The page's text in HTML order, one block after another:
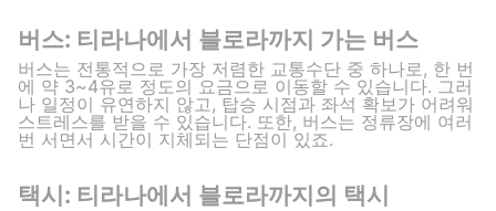
버스: 티라나에서 블로라까지 가는 버스
버스는 전통적으로 가장 저렴한 교통수단 중 하나로, 한 번
에 약 3~4유로 정도의 요금으로 이동할 수 있습니다. 그러
나 일정이 유연하지 않고, 탑승 시점과 좌석 확보가 어려워
스트레스를 받을 수 있습니다. 또한, 버스는 정류장에 여러
번 서면서 시간이 지체되는 단점이 있죠.
택시: 티라나에서 블로라까지의 택시